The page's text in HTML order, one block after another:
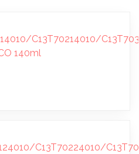
C13T70214010/
140ml
C13T70224010/